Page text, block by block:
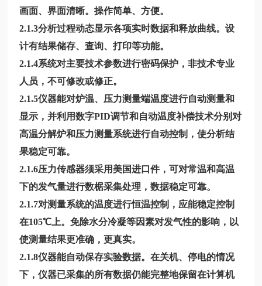
画面、界面清晰。操作简单、方便。
2.1.3分析过程动态显示各项实时数据和释放曲线。设
计有结果储存、查询、打印等功能。
2.1.4系统对主要技术参数进行密码保护，非技术专业
人员，不可修改或修正。
2.1.5仪器能对炉温、压力测量端温度进行自动测量和
显示，并利用数字PID调节和自动温度补偿技术分别对
高温分解炉和压力测量系统进行自动控制，使分析结
果稳定可靠。
2.1.6压力传感器须采用美国进口件，可对常温和高温
下的发气量进行数椐采集处理，数据稳定可靠。
2.1.7对测量系统的温度进行恒温控制，应能稳定控制
在105℃上。免除水分冷凝等因素对发气性的影响，以
使测量结果更准确，更真实。
2.1.8仪器能自动保存实验数据。在关机、停电的情况
下，仪器已采集的所有数据仍能完整地保留在计算机